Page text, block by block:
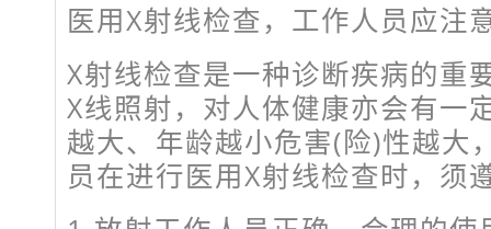
医用X射线检查，工作人员应注
X射线检查是一种诊断疾病的重
X线照射，对人体健康亦会有一
越大、年龄越小危害(险)性越大
员在进行医用X射线检查时，须